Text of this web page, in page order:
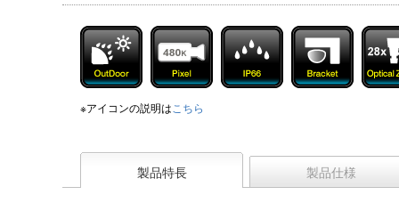
※アイコンの説明はこちら
製品特長 製品仕様